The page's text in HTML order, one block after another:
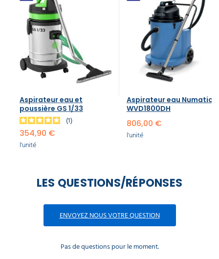
Aspirateur eau et
poussière GS 1/33
1
354,90 €
l'unité
Aspirateur eau Numatic
WVD1800DH
806,00 €
l'unité
LES QUESTIONS/RÉPONSES
ENVOYEZ NOUS VOTRE QUESTION
Pas de questions pour le moment.